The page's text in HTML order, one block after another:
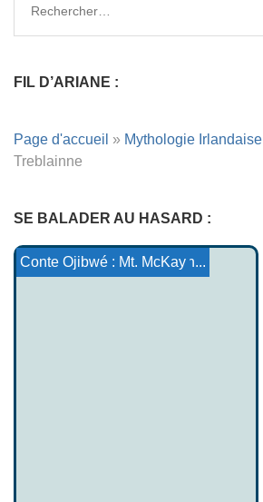
FIL D’ARIANE :
Page d'accueil » Mythologie Irlandaise
Treblainne
SE BALADER AU HASARD :
L'or de Dabeiba
Tu et Ata
Le cuélebre
Conte Ojibwé : Three Sis...
Conte Lakota : Dreamcatch...
Conte Cheyenne : Veeho
Conte Ojibwé : Mt. McKay